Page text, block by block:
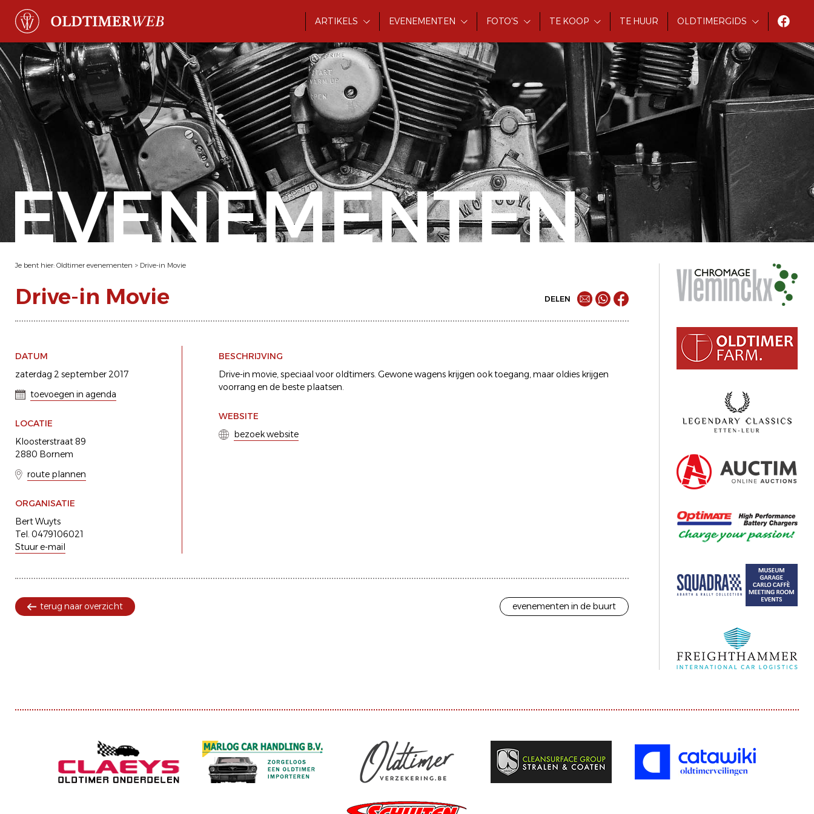
ARTIKELS EVENEMENTEN FOTO'S TE KOOP TE HUUR OLDTIMERGIDS
EVENEMENTEN
Je bent hier: Oldtimer evenementen > Drive-in Movie
Drive-in Movie DELEN
DATUM
zaterdag 2 september 2017
toevoegen in agenda
LOCATIE
Kloosterstraat 89
2880 Bornem
route plannen
ORGANISATIE
Bert Wuyts
Tel. 0479106021
Stuur e-mail
BESCHRIJVING
Drive-in movie, speciaal voor oldtimers. Gewone wagens krijgen ook toegang, maar oldies krijgen
voorrang en de beste plaatsen.
WEBSITE
bezoek website
terug naar overzicht evenementen in de buurt